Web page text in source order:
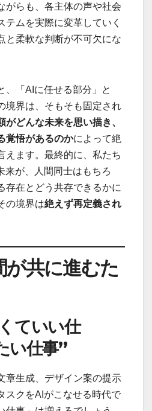
がらも、各主体の声や社会
テムを実際に変革していく
と柔軟な判断が不可欠にな
、「AIに任せる部分」と
境界は、そもそも固定され
がどんな未来を思い描き、
覚悟があるのかによって絶
えます。最終的に、私たち
来が、人間同士はもちろ
存在とどう共存できるかに
の境界は絶えず再定義され
が共に進むた
ていい仕
い仕事”
章生成、デザイン案の提示
スクをAIがこなせる時代で